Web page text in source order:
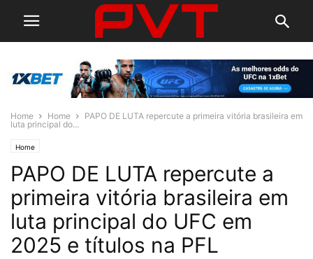
Home Home
PAPO DE LUTA repercute a primeira vitória brasileira em
luta principal do...
Home
PAPO DE LUTA repercute a
primeira vitória brasileira em
luta principal do UFC em
2025 e títulos na PFL